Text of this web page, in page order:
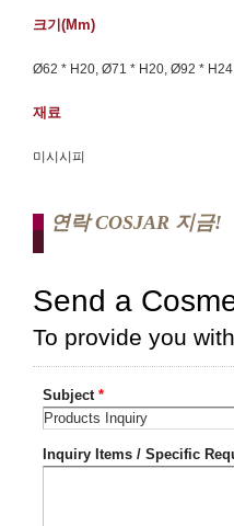
크기(mm)
Ø62 * H20, Ø71 * H20, Ø92 * H24
재료
미시시피
연락 COSJAR 지금!